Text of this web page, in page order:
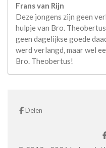
Frans van Rijn
Deze jongens zijn geen
hulpje van Bro.
geen dagelijkse goede
werd verlangd, maar wel
Bro. Theobertus!
Delen